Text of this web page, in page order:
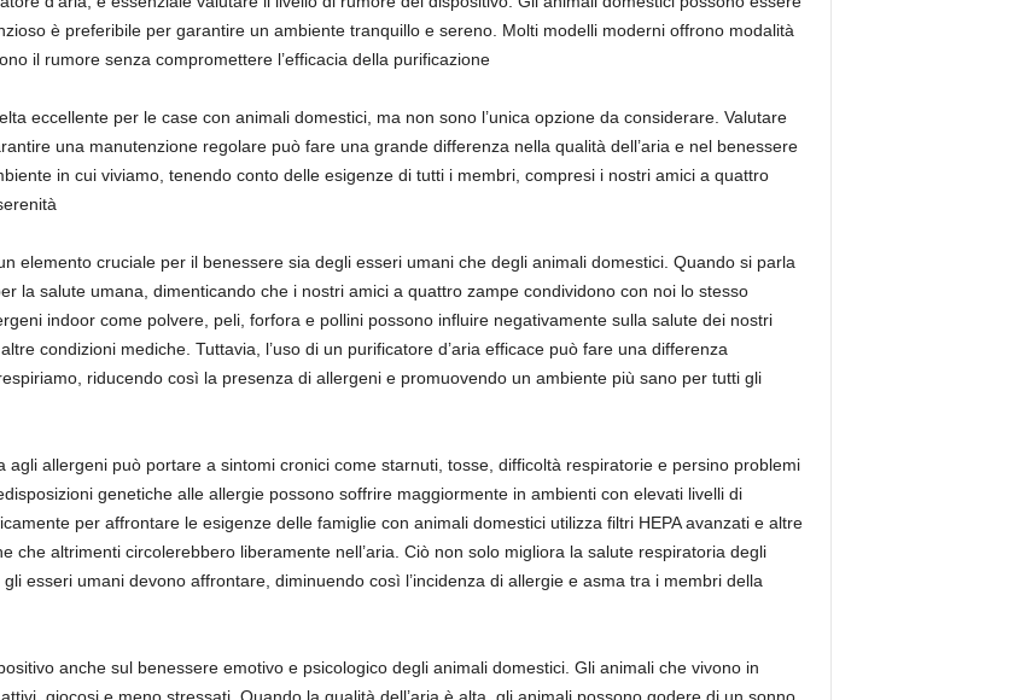
è preferibile per garantire un ambiente tranquillo e sereno. Molti modelli moderni offrono modalità
il rumore senza compromettere l’efficacia della purificazione
eccellente per le case con animali domestici, ma non sono l’unica opzione da considerare. Valutare
una manutenzione regolare può fare una grande differenza nella qualità dell’aria e nel benessere
in cui viviamo, tenendo conto delle esigenze di tutti i membri, compresi i nostri amici a quattro
elemento cruciale per il benessere sia degli esseri umani che degli animali domestici. Quando si parla
la salute umana, dimenticando che i nostri amici a quattro zampe condividono con noi lo stesso
indoor come polvere, peli, forfora e pollini possono influire negativamente sulla salute dei nostri
condizioni mediche. Tuttavia, l’uso di un purificatore d’aria efficace può fare una differenza
riducendo così la presenza di allergeni e promuovendo un ambiente più sano per tutti gli
agli allergeni può portare a sintomi cronici come starnuti, tosse, difficoltà respiratorie e persino problemi
genetiche alle allergie possono soffrire maggiormente in ambienti con elevati livelli di
per affrontare le esigenze delle famiglie con animali domestici utilizza filtri HEPA avanzati e altre
che altrimenti circolerebbero liberamente nell’aria. Ciò non solo migliora la salute respiratoria degli
esseri umani devono affrontare, diminuendo così l’incidenza di allergie e asma tra i membri della
anche sul benessere emotivo e psicologico degli animali domestici. Gli animali che vivono in